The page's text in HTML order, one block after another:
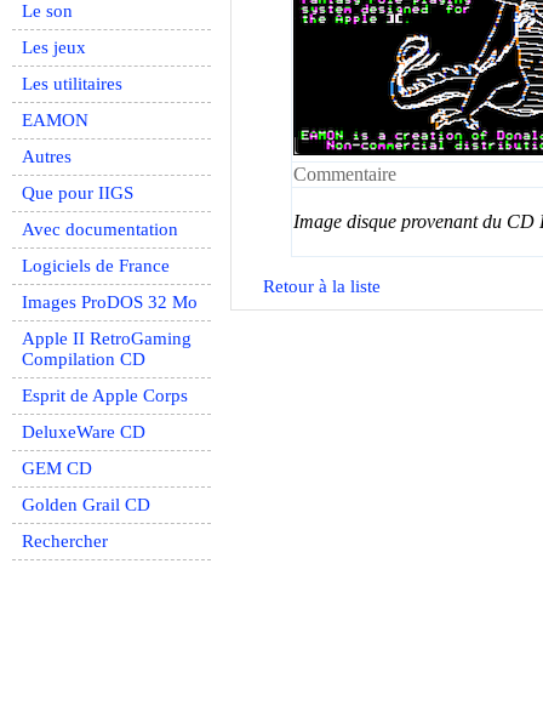
Le son
Les jeux
Les utilitaires
EAMON
Autres
Que pour IIGS
Avec documentation
Logiciels de France
Images ProDOS 32 Mo
Apple II RetroGaming
Compilation CD
Esprit de Apple Corps
DeluxeWare CD
GEM CD
Golden Grail CD
Rechercher
Commentaire
Image disque provenant du CD
Retour à la liste